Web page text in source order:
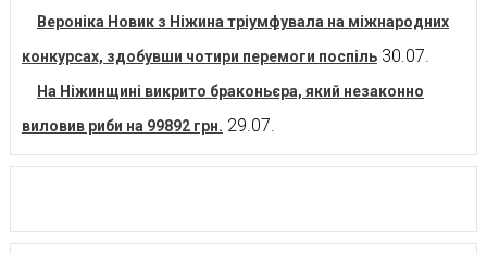
Вероніка Новик з Ніжина тріумфувала на міжнародних
конкурсах, здобувши чотири перемоги поспіль 30.07.
На Ніжинщині викрито браконьєра, який незаконно
виловив риби на 99892 грн. 29.07.